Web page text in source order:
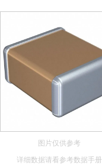
图片仅供参考
详细数据请看参考数据手册